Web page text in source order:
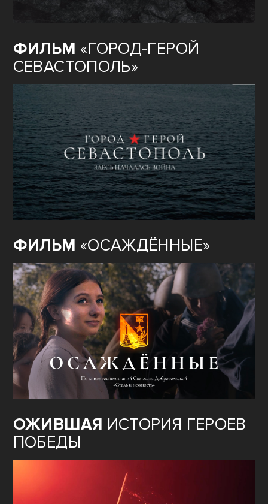
ФИЛЬМ «ГОРОД-ГЕРОЙ
СЕВАСТОПОЛЬ»
ФИЛЬМ «ОСАЖДЁННЫЕ»
ОЖИВШАЯ ИСТОРИЯ ГЕРОЕВ
ПОБЕДЫ